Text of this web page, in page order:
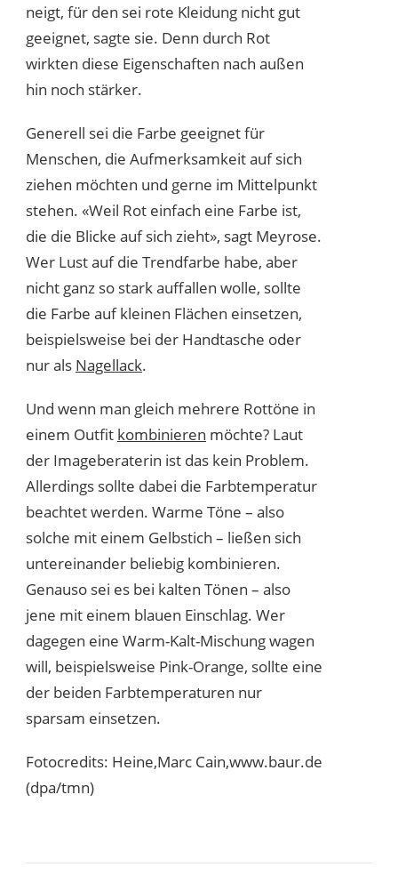
neigt, für den sei rote Kleidung nicht gut
geeignet, sagte sie. Denn durch Rot
wirkten diese Eigenschaften nach außen
hin noch stärker.
Generell sei die Farbe geeignet für
Menschen, die Aufmerksamkeit auf sich
ziehen möchten und gerne im Mittelpunkt
stehen. «Weil Rot einfach eine Farbe ist,
die die Blicke auf sich zieht», sagt Meyrose.
Wer Lust auf die Trendfarbe habe, aber
nicht ganz so stark auffallen wolle, sollte
die Farbe auf kleinen Flächen einsetzen,
beispielsweise bei der Handtasche oder
nur als Nagellack.
Und wenn man gleich mehrere Rottöne in
einem Outfit kombinieren möchte? Laut
der Imageberaterin ist das kein Problem.
Allerdings sollte dabei die Farbtemperatur
beachtet werden. Warme Töne – also
solche mit einem Gelbstich – ließen sich
untereinander beliebig kombinieren.
Genauso sei es bei kalten Tönen – also
jene mit einem blauen Einschlag. Wer
dagegen eine Warm-Kalt-Mischung wagen
will, beispielsweise Pink-Orange, sollte eine
der beiden Farbtemperaturen nur
sparsam einsetzen.
Fotocredits: Heine,Marc Cain,www.baur.de
(dpa/tmn)